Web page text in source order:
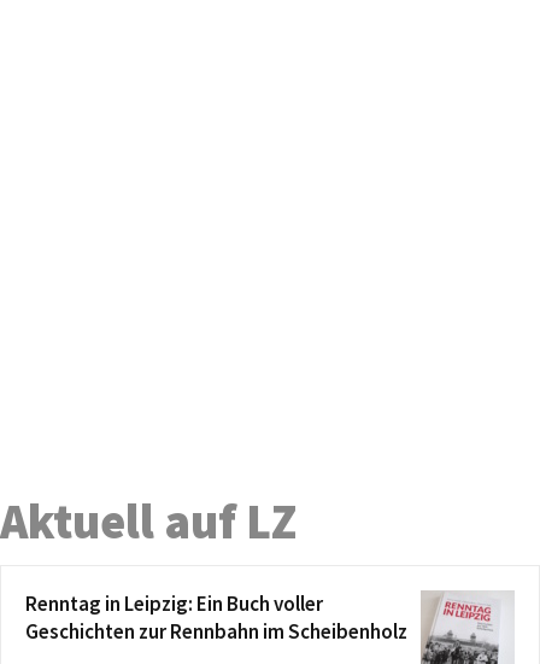
Aktuell auf LZ
Renntag in Leipzig: Ein Buch voller
Geschichten zur Rennbahn im Scheibenholz